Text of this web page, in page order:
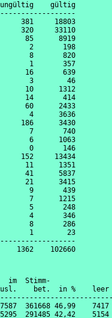
gültig
381     18803
320     33110
85      8919
2       198
8       820
1       357
16       639
3        46
10      1312
14       414
60      2433
4      3636
186      3430
7       740
6      1063
0       146
152     13434
11      1351
41      5837
21      3415
9       439
7      1215
5       248
4       346
8       286
1        23
im  Stimm-
bet.  in %
7587  361668 46,99
5295  291485 42,42